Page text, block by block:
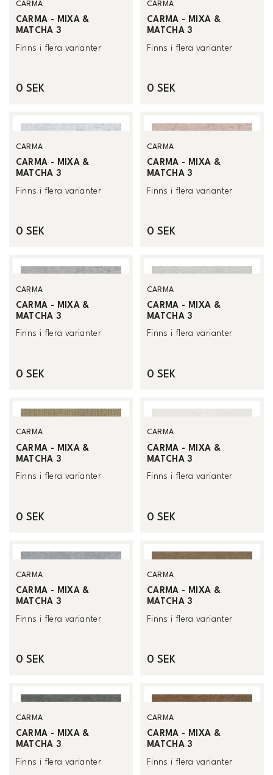
CARMA
CARMA - MIXA &
MATCHA 3
Finns i flera varianter
0 SEK
CARMA
CARMA - MIXA &
MATCHA 3
Finns i flera varianter
0 SEK
CARMA
CARMA - MIXA &
MATCHA 3
Finns i flera varianter
0 SEK
CARMA
CARMA - MIXA &
MATCHA 3
Finns i flera varianter
0 SEK
CARMA
CARMA - MIXA &
MATCHA 3
Finns i flera varianter
0 SEK
CARMA
CARMA - MIXA &
MATCHA 3
Finns i flera varianter
0 SEK
CARMA
CARMA - MIXA &
MATCHA 3
Finns i flera varianter
0 SEK
CARMA
CARMA - MIXA &
MATCHA 3
Finns i flera varianter
0 SEK
CARMA
CARMA - MIXA &
MATCHA 3
Finns i flera varianter
0 SEK
CARMA
CARMA - MIXA &
MATCHA 3
Finns i flera varianter
0 SEK
CARMA
CARMA - MIXA &
MATCHA 3
Finns i flera varianter
CARMA
CARMA - MIXA &
MATCHA 3
Finns i flera varianter